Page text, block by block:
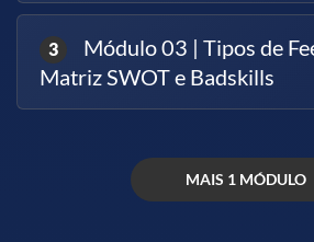
desse aprendizado!
3
Módulo 03 | Tipos de
Matriz SWOT e Badskills
MAIS 1 MÓDULO